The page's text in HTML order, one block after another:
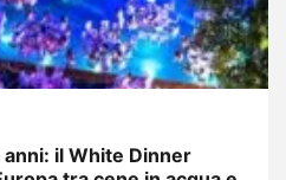
il White Dinner